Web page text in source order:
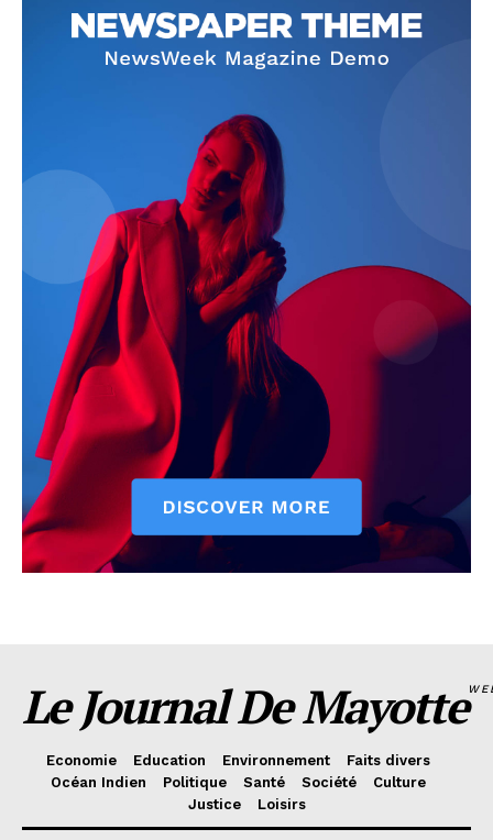
Le Journal De Mayotte
Economie Education Environnement
Faits divers
Océan Indien
Politique Santé Société
Culture
Justice
Loisirs